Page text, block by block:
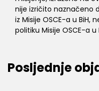
nije izričito naznačeno
iz Misije OSCE-a u BiH,
politiku Misije OSCE-a u
Posljednje